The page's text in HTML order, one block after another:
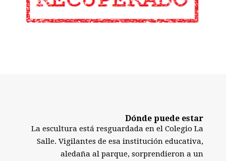
Dónde puede estar
La escultura está resguardada en el Colegio La
Salle. Vigilantes de esa institución educativa,
aledaña al parque, sorprendieron a un